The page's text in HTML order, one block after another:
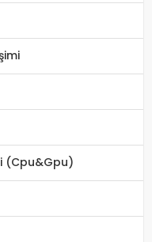
(Cpu&Gpu)